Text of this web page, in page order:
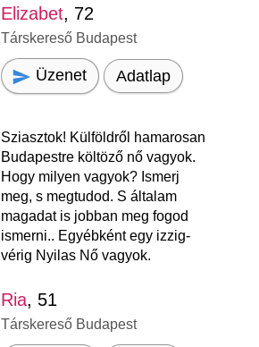
Elizabet, 72
Társkereső Budapest
Üzenet Adatlap
Sziasztok! Külföldről hamarosan
Budapestre költöző nő vagyok.
Hogy milyen vagyok? Ismerj
meg, s megtudod. S általam
magadat is jobban meg fogod
ismerni.. Egyébként egy izzig-
vérig Nyilas Nő vagyok.
Ria, 51
Társkereső Budapest